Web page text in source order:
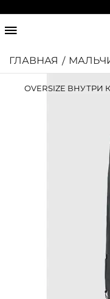
ГЛАВНАЯ /
OVERSIZE ВНУТРИ